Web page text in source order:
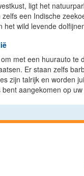
ligt het
een Indische
het wild levende
met een huurauto
Er staan zelfs
zijn talrijk en worden
aangekomen op